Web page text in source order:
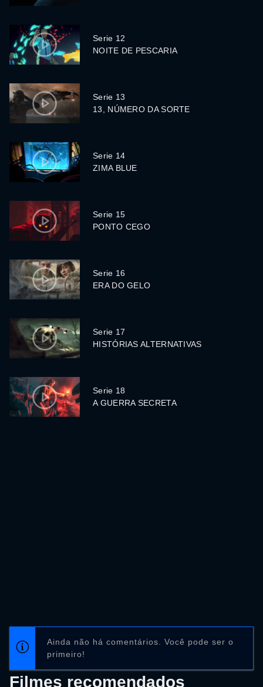
Serie 12
NOITE DE PESCARIA
Serie 13
13, NÚMERO DA SORTE
Serie 14
ZIMA BLUE
Serie 15
PONTO CEGO
Serie 16
ERA DO GELO
Serie 17
HISTÓRIAS ALTERNATIVAS
Serie 18
A GUERRA SECRETA
Ainda não há comentários. Você pode ser o
primeiro!
Filmes recomendados